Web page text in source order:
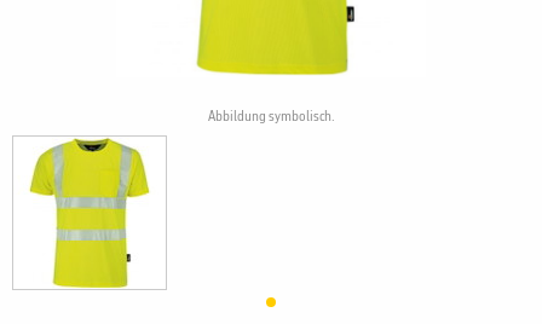
Abbildung symbolisch.